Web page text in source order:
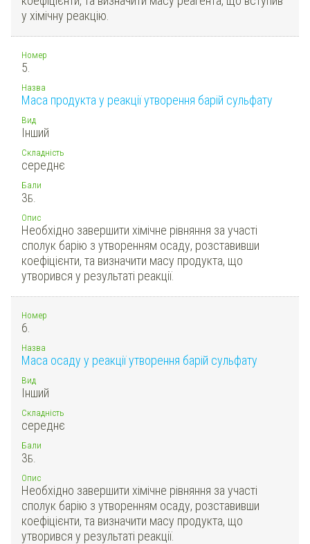
у хімічну реакцію.
Номер
5.
Назва
Маса продукта у реакції утворення барій сульфату
Вид
Інший
Складність
середнє
Бали
3Б.
Опис
Необхідно завершити хімічне рівняння за участі
сполук барію з утворенням осаду, розставивши
коефіцієнти, та визначити масу продукта, що
утворився у результаті реакції.
Номер
6.
Назва
Маса осаду у реакції утворення барій сульфату
Вид
Інший
Складність
середнє
Бали
3Б.
Опис
Необхідно завершити хімічне рівняння за участі
сполук барію з утворенням осаду, розставивши
коефіцієнти, та визначити масу продукта, що
утворився у результаті реакції.